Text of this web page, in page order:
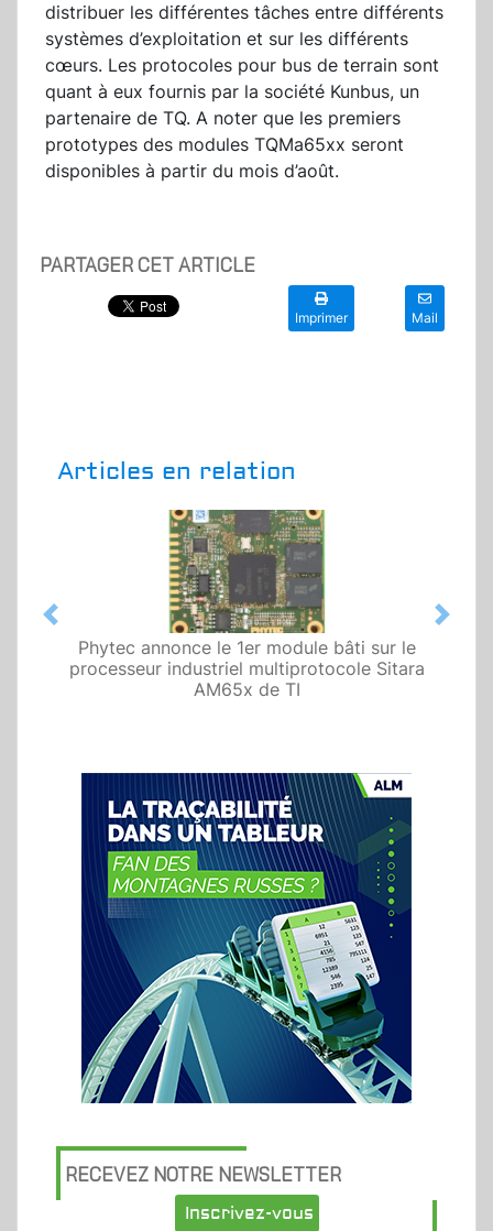
distribuer les différentes tâches entre différents
systèmes d’exploitation et sur les différents
cœurs. Les protocoles pour bus de terrain sont
quant à eux fournis par la société Kunbus, un
partenaire de TQ. A noter que les premiers
prototypes des modules TQMa65xx seront
disponibles à partir du mois d’août.
PARTAGER CET ARTICLE
Imprimer Mail
Articles en relation
Phytec annonce le 1er module bâti sur le
processeur industriel multiprotocole Sitara
AM65x de TI
Previous Next
RECEVEZ NOTRE NEWSLETTER
Inscrivez-vous